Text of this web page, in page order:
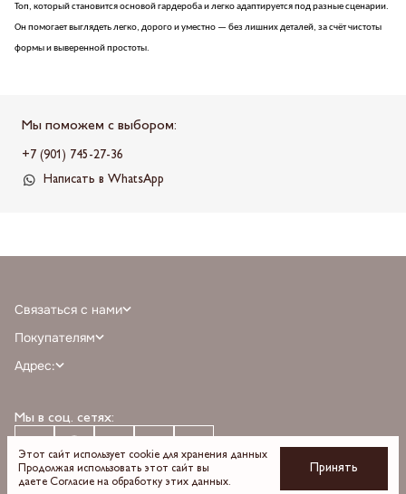
Топ, который становится основой гардероба и легко адаптируется под разные сценарии.
Он помогает выглядеть легко, дорого и уместно — без лишних деталей, за счёт чистоты
формы и выверенной простоты.
Мы поможем с выбором:
+7 (901) 745-27-36
Написать в WhatsApp
Мы в соц. сетях:
Связаться с нами
+7 (968) 388-77-75
Написать в MAX
Покупателям
Личный кабинет
О бренде
Оплата
Доставка
Возврат и обмен
Адрес:
Время работы: пн-вс 10:00 — 22:00
Этот сайт использует cookie для хранения данных
Продолжая использовать этот сайт вы
даете Согласие на обработку этих данных.
Принять